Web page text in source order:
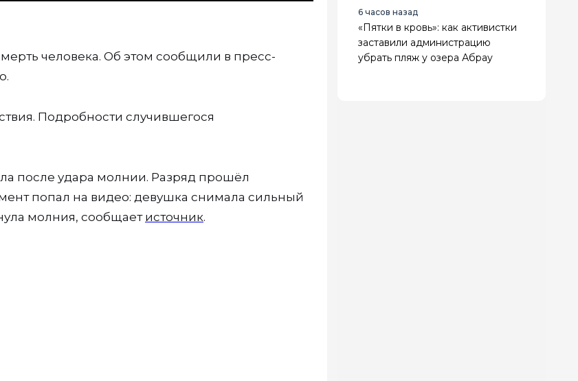
человека. Об этом сообщили в пресс-
Подробности случившегося
после удара молнии. Разряд прошёл
попал на видео: девушка снимала сильный
молния, сообщает источник.
6 часов назад
«Пятки в кровь»: как активистки
заставили администрацию
убрать пляж у озера Абрау